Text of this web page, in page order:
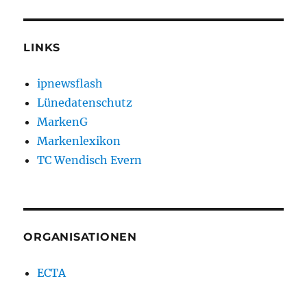
LINKS
ipnewsflash
Lünedatenschutz
MarkenG
Markenlexikon
TC Wendisch Evern
ORGANISATIONEN
ECTA